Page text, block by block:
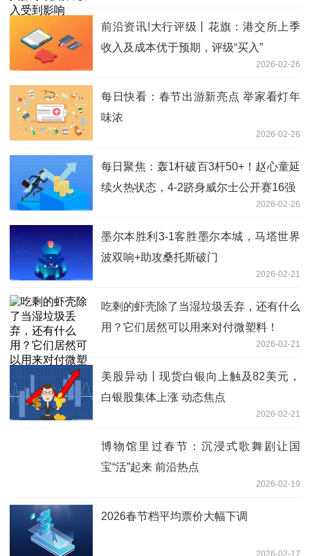
前沿资讯!大行评级丨花旗：港交所上季
收入及成本优于预期，评级“买入”
2026-02-26
每日快看：春节出游新亮点 举家看灯年
味浓
2026-02-26
每日聚焦：轰1杆破百3杆50+！赵心童延
续火热状态，4-2跻身威尔士公开赛16强
2026-02-26
墨尔本胜利3-1客胜墨尔本城，马塔世界
波双响+助攻桑托斯破门
2026-02-21
吃剩的虾壳除了当湿垃圾丢弃，还有什么
用？它们居然可以用来对付微塑料！
2026-02-21
美股异动丨现货白银向上触及82美元，
白银股集体上涨 动态焦点
2026-02-21
博物馆里过春节：沉浸式歌舞剧让国
宝“活”起来 前沿热点
2026-02-19
2026春节档平均票价大幅下调
2026-02-17